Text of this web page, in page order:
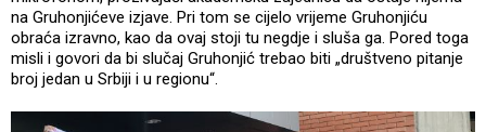
na Gruhonjićeve izjave. Pri tom se cijelo vrijeme Gruhonjiću
obraća izravno, kao da ovaj stoji tu negdje i sluša ga. Pored toga
misli i govori da bi slučaj Gruhonjić trebao biti „društveno pitanje
broj jedan u Srbiji i u regionu“.